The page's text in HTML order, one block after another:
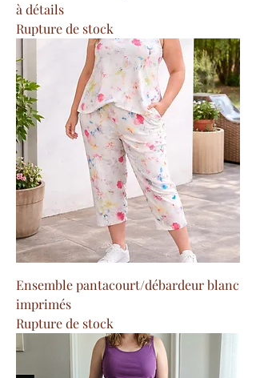
à détails
Rupture de stock
Ensemble pantacourt/débardeur blanc
imprimés
Rupture de stock